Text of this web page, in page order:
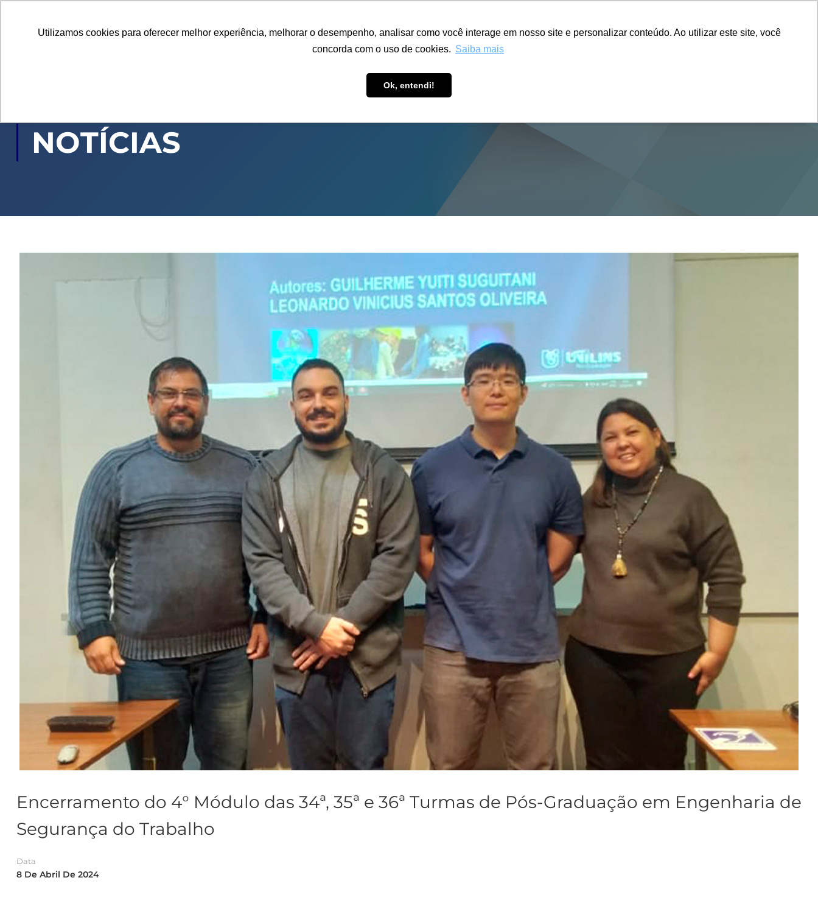
Utilizamos cookies para oferecer melhor experiência, melhorar o desempenho, analisar como você interage em nosso site e personalizar conteúdo. Ao utilizar este site, você
concorda com o uso de cookies. Saiba mais
Ok, entendi!
PÓS-GRADUAÇÃO CAPACITAÇÃO EXTENSÃO PESQUISA
NOTÍCIAS
Encerramento do 4° Módulo das 34ª, 35ª e 36ª Turmas de Pós-Graduação em Engenharia de
Segurança do Trabalho
Data
8 De Abril De 2024